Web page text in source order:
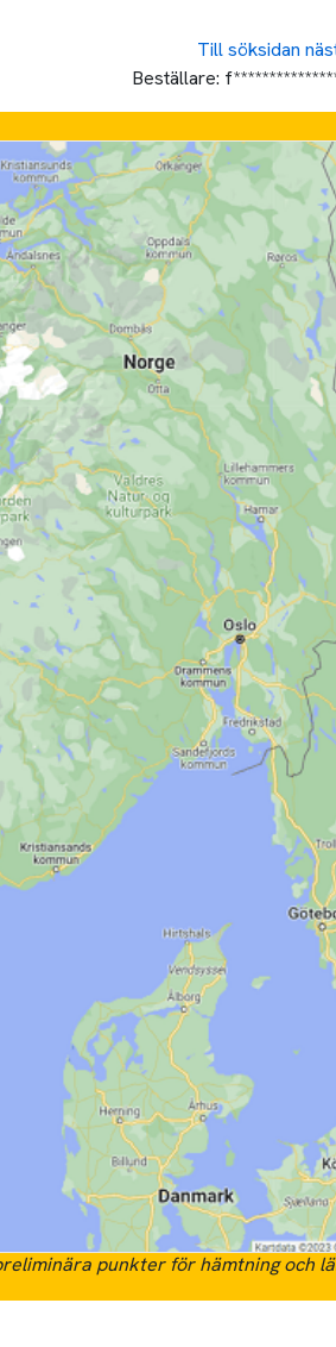
Till söksidan
Beställare:
punkter för hämtning och